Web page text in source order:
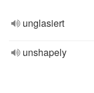
unglasiert
unshapely